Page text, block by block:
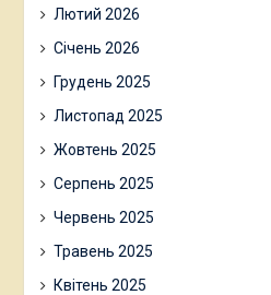
Лютий 2026
Січень 2026
Грудень 2025
Листопад 2025
Жовтень 2025
Серпень 2025
Червень 2025
Травень 2025
Квітень 2025